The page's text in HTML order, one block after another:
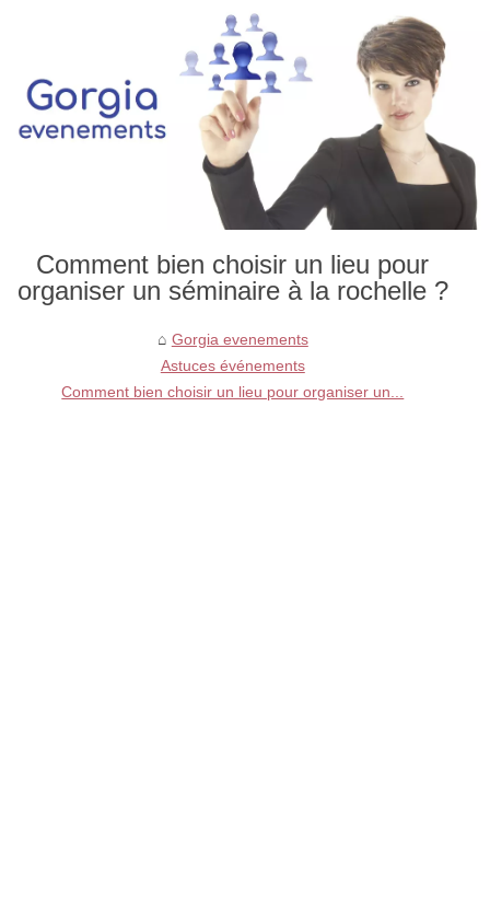
Comment bien choisir un lieu pour
organiser un séminaire à la rochelle ?
Gorgia evenements
Astuces événements
Comment bien choisir un lieu pour organiser un...